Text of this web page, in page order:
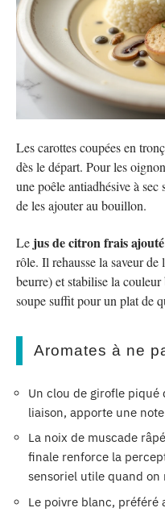
Les carottes coupées en
dès le départ. Pour les
une poêle antiadhésive à
de les ajouter au bouillon.
Le jus de citron frais
rôle. Il rehausse la saveur de
beurre) et stabilise la
soupe suffit pour un plat de
Aromates à ne
Un clou de girofle piqué
liaison, apporte une
La noix de muscade
finale renforce la
sensoriel utile quand
Le poivre blanc,